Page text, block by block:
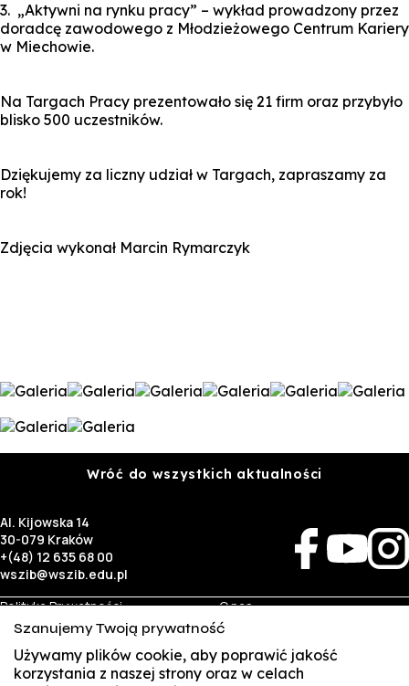
3. „Aktywni na rynku pracy” – wykład prowadzony przez
doradcę zawodowego z Młodzieżowego Centrum Kariery
w Miechowie.
Na Targach Pracy prezentowało się 21 firm oraz przybyło
blisko 500 uczestników.
Dziękujemy za liczny udział w Targach, zapraszamy za
rok!
Zdjęcia wykonał Marcin Rymarczyk
Wróć do wszystkich aktualności
Al. Kijowska 14
30-079 Kraków
+(48) 12 635 68 00
wszib@wszib.edu.pl
Polityka Prywatności
RODO
Identyfikacja wizualna
O nas
Rekrutacja
Studia
Kontakt
Szanujemy Twoją prywatność
Używamy plików cookie, aby poprawić jakość
korzystania z naszej strony oraz w celach